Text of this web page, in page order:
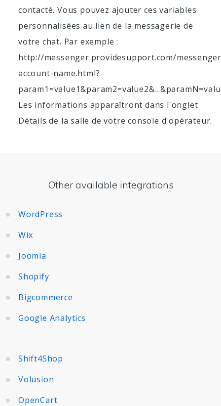
contacté. Vous pouvez ajouter ces variables
personnalisées au lien de la messagerie de
votre chat. Par exemple :
http://messenger.providesupport.com/
account-name.html?
Les informations apparaîtront dans l'onglet
Détails de la salle de votre console d'opérateur.
Other available integrations
WordPress
Wix
Joomla
Shopify
Bigcommerce
Google Analytics
Shift4Shop
Volusion
OpenCart